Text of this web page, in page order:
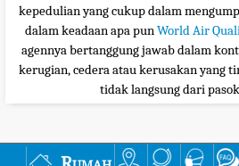
kepedulian yang cukup dalam
dalam keadaan apa punWorld Air
agennya bertanggung jawab dalam
kerugian, cedera atau kerusakan yang
tidak langsung dari